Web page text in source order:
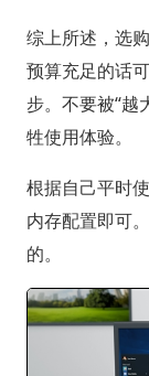
综上所述，选
预算充足的话
步。不要被“越
牲使用体验。
根据自己平时
内存配置即可
的。